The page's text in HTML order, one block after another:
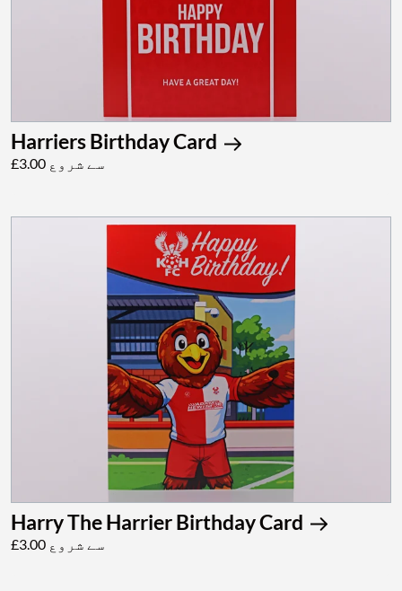
Harriers Birthday Card
£3.00 سے شروع
Harry The Harrier Birthday Card
£3.00 سے شروع